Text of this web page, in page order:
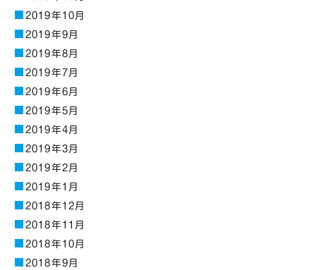
2019年10月
2019年9月
2019年8月
2019年7月
2019年6月
2019年5月
2019年4月
2019年3月
2019年2月
2019年1月
2018年12月
2018年11月
2018年10月
2018年9月